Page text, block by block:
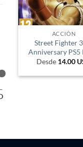
ACCIÓN
Street Fighter
Anniversary PS5
Desde 14.00